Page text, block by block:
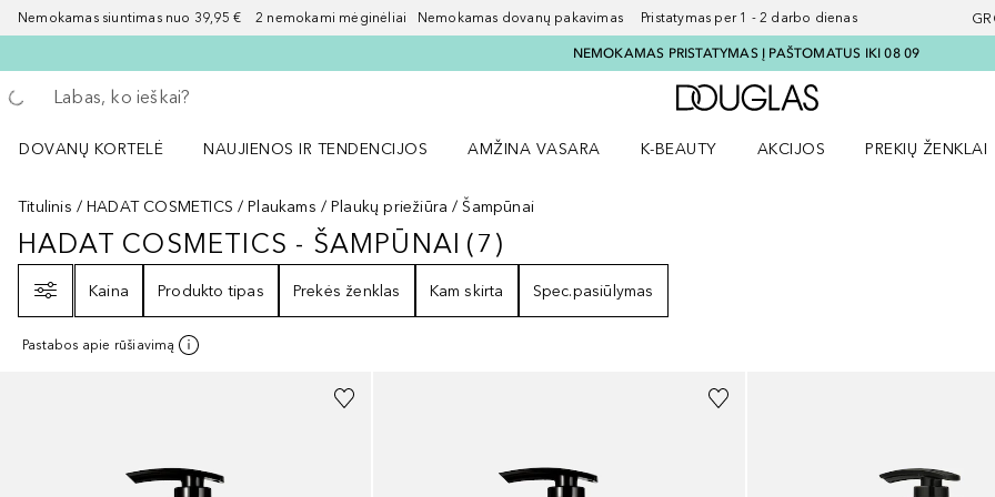
Nemokamas siuntimas nuo 39,95 € 2 nemokami mėginėliai Nemokamas dovanų pakavimas Pristatymas per 1 - 2 darbo dienas
NEMOKAMAS PRISTATYMAS Į PAŠTOMATUS IKI 08 09
Grįžk atgal
Vykdykite paiešką
Į Douglas pagrindinį
DOVANŲ KORTELĖ
NAUJIENOS IR TENDENCIJOS
AMŽINA VASARA
K-BEAUTY
AKCIJOS
PREKIŲ ŽENKLAI
Titulinis
HADAT COSMETICS Plaukams Plaukų priežiūra Šampūnai
HADAT COSMETICS - ŠAMPŪNAI7REZULTATAI
HADAT COSMETICS - ŠAMPŪNAI (7 )
Kaina
Produkto tipas Prekės ženklas Kam skirta Spec.pasiūlymas
Pastabos apie rūšiavimą